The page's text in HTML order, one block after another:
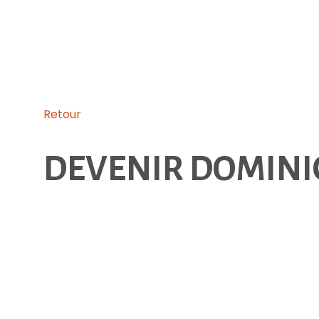
Retour
DEVENIR